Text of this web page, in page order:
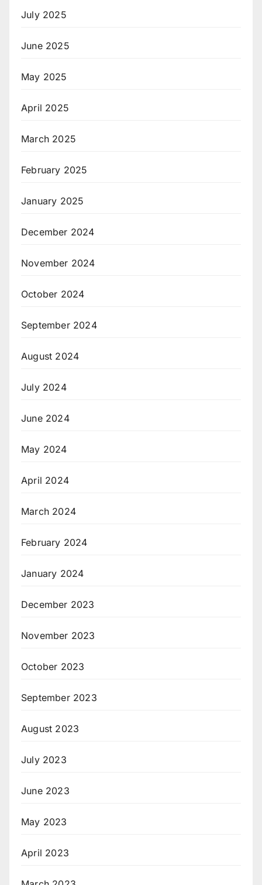
July 2025
June 2025
May 2025
April 2025
March 2025
February 2025
January 2025
December 2024
November 2024
October 2024
September 2024
August 2024
July 2024
June 2024
May 2024
April 2024
March 2024
February 2024
January 2024
December 2023
November 2023
October 2023
September 2023
August 2023
July 2023
June 2023
May 2023
April 2023